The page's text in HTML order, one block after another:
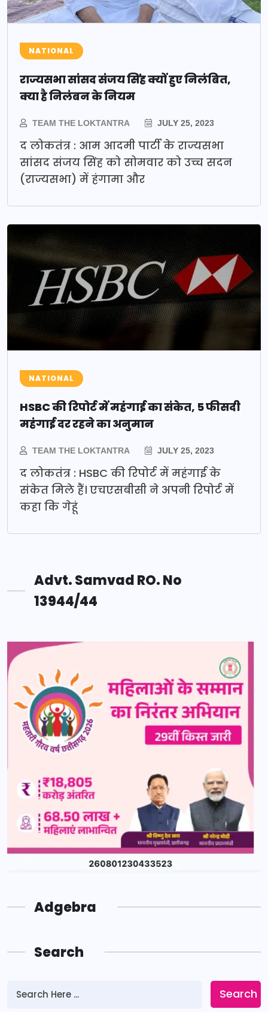
NATIONAL
राज्यसभा सांसद संजय सिंह क्यों हुए निलंबित,
क्या है निलंबन के नियम
TEAM THE LOKTANTRA JULY 25, 2023
द लोकतंत्र : आम आदमी पार्टी के राज्यसभा
सांसद संजय सिंह को सोमवार को उच्च सदन
(राज्यसभा) में हंगामा और
NATIONAL
HSBC की रिपोर्ट में महंगाई का संकेत, 5 फीसदी
महंगाई दर रहने का अनुमान
TEAM THE LOKTANTRA JULY 25, 2023
द लोकतंत्र : HSBC की रिपोर्ट में महंगाई के
संकेत मिले हैं। एचएसबीसी ने अपनी रिपोर्ट में
कहा कि गेहूं
Advt. Samvad RO. No
13944/44
Adgebra
Search
Search